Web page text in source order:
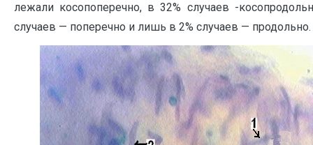
лежали косопоперечно, в 32% случаев -
случаев — поперечно и лишь в 2% случаев — продольно.